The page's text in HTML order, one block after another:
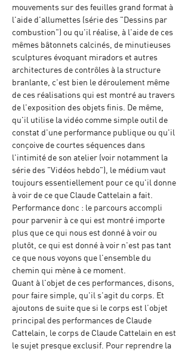
mouvements sur des feuilles grand format à
l'aide d'allumettes (série des "Dessins par
combustion") ou qu'il réalise, à l'aide de ces
mêmes bâtonnets calcinés, de minutieuses
sculptures évoquant miradors et autres
architectures de contrôles à la structure
branlante, c'est bien le déroulement même
de ces réalisations qui est montré au travers
de l'exposition des objets finis. De même,
qu'il utilise la vidéo comme simple outil de
constat d'une performance publique ou qu'il
conçoive de courtes séquences dans
l'intimité de son atelier (voir notamment la
série des "Vidéos hebdo"), le médium vaut
toujours essentiellement pour ce qu'il donne
à voir de ce que Claude Cattelain a fait.
Performance donc : le parcours accompli
pour parvenir à ce qui est montré importe
plus que ce qui nous est donné à voir ou
plutôt, ce qui est donné à voir n'est pas tant
ce que nous voyons que l'ensemble du
chemin qui mène à ce moment.
Quant à l'objet de ces performances, disons,
pour faire simple, qu'il s'agit du corps. Et
ajoutons de suite que si le corps est l’objet
principal des performances de Claude
Cattelain, le corps de Claude Cattelain en est
le sujet presque exclusif. Pour reprendre la